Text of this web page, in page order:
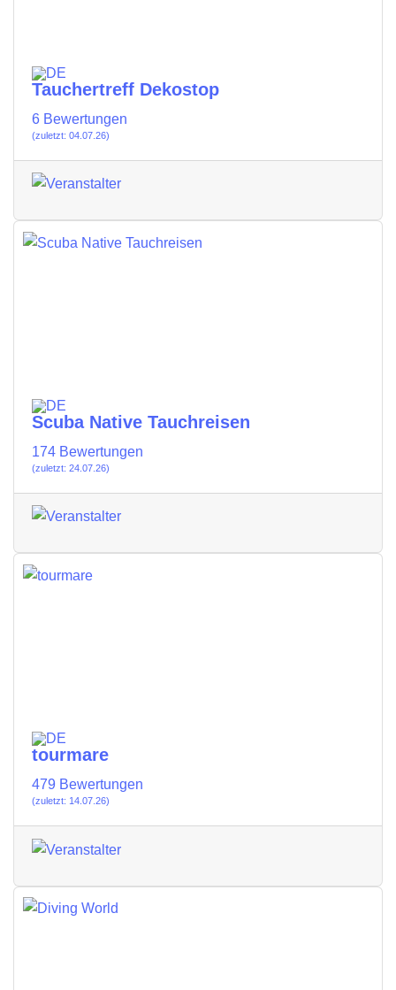
Tauchertreff Dekostop
6 Bewertungen
(zuletzt: 04.07.26)
Scuba Native Tauchreisen
174 Bewertungen
(zuletzt: 24.07.26)
tourmare
479 Bewertungen
(zuletzt: 14.07.26)